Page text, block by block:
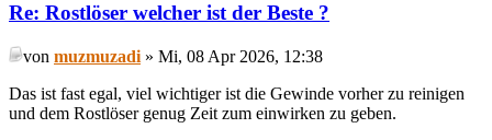
Re: Rostlöser welcher ist der Beste ?
von muzmuzadi » Mi, 08 Apr 2026, 12:38
Das ist fast egal, viel wichtiger ist die Gewinde vorher zu reinigen
und dem Rostlöser genug Zeit zum einwirken zu geben.